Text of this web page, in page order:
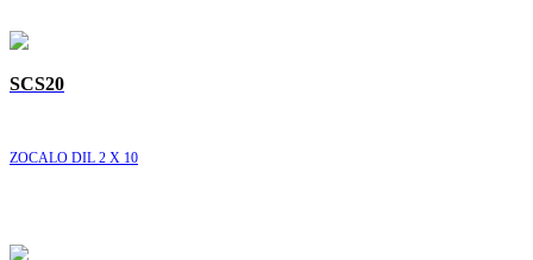
SCS20
ZOCALO DIL 2 X 10